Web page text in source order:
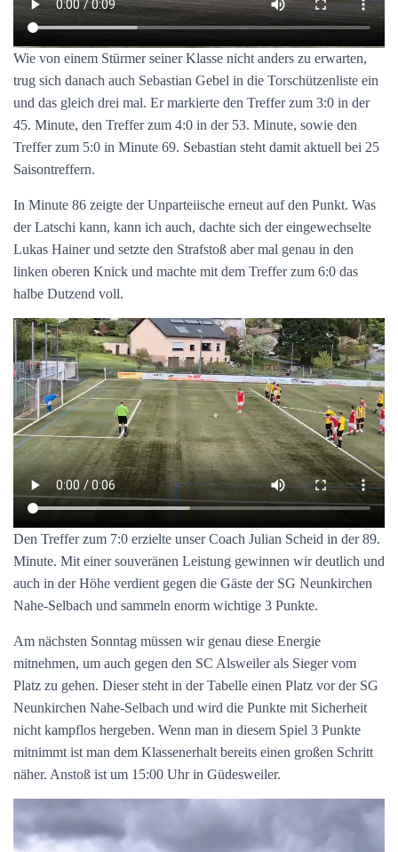
Wie von einem Stürmer seiner Klasse nicht anders zu erwarten,
trug sich danach auch Sebastian Gebel in die Torschützenliste ein
und das gleich drei mal. Er markierte den Treffer zum 3:0 in der
45. Minute, den Treffer zum 4:0 in der 53. Minute, sowie den
Treffer zum 5:0 in Minute 69. Sebastian steht damit aktuell bei 25
Saisontreffern.
In Minute 86 zeigte der Unparteiische erneut auf den Punkt. Was
der Latschi kann, kann ich auch, dachte sich der eingewechselte
Lukas Hainer und setzte den Strafstoß aber mal genau in den
linken oberen Knick und machte mit dem Treffer zum 6:0 das
halbe Dutzend voll.
Den Treffer zum 7:0 erzielte unser Coach Julian Scheid in der 89.
Minute. Mit einer souveränen Leistung gewinnen wir deutlich und
auch in der Höhe verdient gegen die Gäste der SG Neunkirchen
Nahe-Selbach und sammeln enorm wichtige 3 Punkte.
Am nächsten Sonntag müssen wir genau diese Energie
mitnehmen, um auch gegen den SC Alsweiler als Sieger vom
Platz zu gehen. Dieser steht in der Tabelle einen Platz vor der SG
Neunkirchen Nahe-Selbach und wird die Punkte mit Sicherheit
nicht kampflos hergeben. Wenn man in diesem Spiel 3 Punkte
mitnimmt ist man dem Klassenerhalt bereits einen großen Schritt
näher. Anstoß ist um 15:00 Uhr in Güdesweiler.